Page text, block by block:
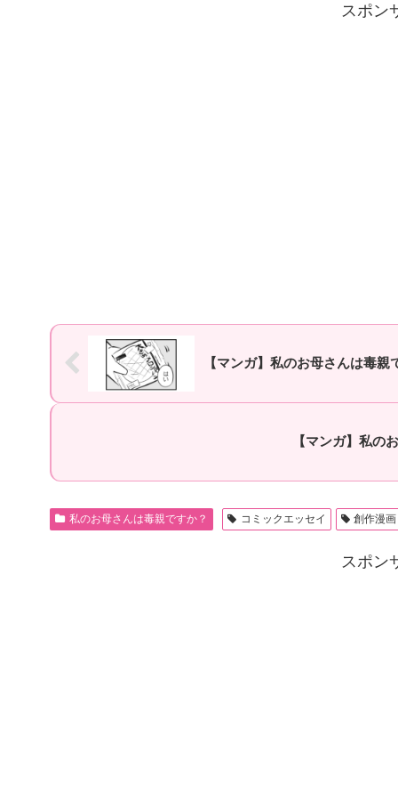
スポン
【マンガ】私のお母さんは毒親
【マンガ】私の
私のお母さんは毒親ですか？ コミックエッセイ 創作漫画
スポン